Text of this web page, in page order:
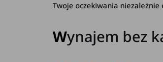
Twoje oczekiwania
Wynajem bez